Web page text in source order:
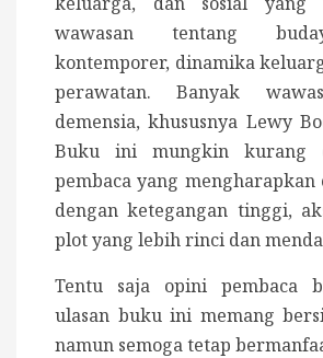
wawasan tentang
kontemporer, dinamika
perawatan. Banyak
demensia, khususnya Lewy
Buku ini mungkin kurang
pembaca yang
dengan ketegangan tinggi,
plot yang lebih rinci dan
Tentu saja opini pembaca
ulasan buku ini memang
namun semoga tetap